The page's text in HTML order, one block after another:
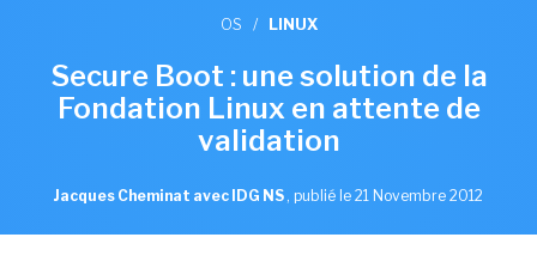
OS / LINUX
Secure Boot : une solution de la
Fondation Linux en attente de
validation
Jacques Cheminat avec IDG NS , publié le 21 Novembre 2012